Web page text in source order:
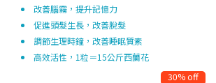
改善腦霧，提升記憶力
促進頭髮生長，改善脫髮
調節生理時鐘，改善睡眠質素
高效活性，1粒＝15公斤西蘭花
30% off